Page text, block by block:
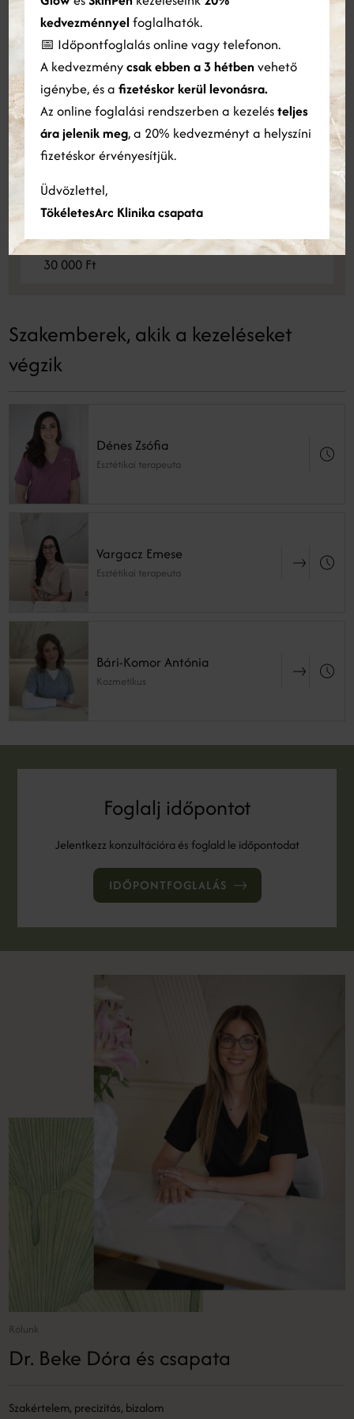
80 perc
95 000 Ft
Hydrafacial™ Platinum - 3 alkalom
270 000 Ft
Hydrafacial™ Platinum - 5+1 alkalom
460 000 Ft
Hydrafacial™ Perk Eye vagy Lip
kezelés
30 perc
30 000 Ft
Szakemberek, akik a kezeléseket
végzik
Dénes Zsófia
Esztétikai terapeuta
Vargacz Emese
Esztétikai terapeuta
Bári-Komor Antónia
Kozmetikus
Foglalj időpontot
Jelentkezz konzultációra és foglald le időpontodat
IDŐPONTFOGLALÁS
Rólunk
Dr. Beke Dóra és csapata
Szakértelem, precizitás, bizalom
kedvezménnyel foglalhatók.
📅 Időpontfoglalás online vagy telefonon.
A kedvezménycsak ebben a 3 hétben vehető
igénybe, és a fizetéskor kerül levonásra.
Az online foglalási rendszerben a kezelésteljes
ára jelenik meg, a 20% kedvezményt a helyszíni
fizetéskor érvényesítjük.
Üdvözlettel,
TökéletesArc Klinika csapata
szabására és a forgalom elemzésére. Webhelyünk Ön általi
használatára vonatkozó információkat megosztjuk hirdetési és
elemző partnereinkkel is, akik egyesíthetik azokat más
információkkal, amelyeket Ön biztosított számukra, vagy
amelyeket a szolgáltatásaik Ön általi használatából gyűjtöttek
össze.
Bővebben
ÖSSZES ELFOGADÁSA
ÖSSZES ELUTASÍTÁSA